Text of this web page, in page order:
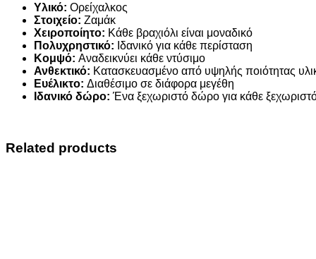
Υλικό: Ορείχαλκος
Στοιχείο: Ζαμάκ
Χειροποίητο: Κάθε βραχιόλι είναι μοναδικό
Πολυχρηστικό: Ιδανικό για κάθε περίσταση
Κομψό: Αναδεικνύει κάθε ντύσιμο
Ανθεκτικό: Κατασκευασμένο από υψηλής ποιότητας
Ευέλικτο: Διαθέσιμο σε διάφορα μεγέθη
Ιδανικό δώρο: Ένα ξεχωριστό δώρο για κάθε
Related products